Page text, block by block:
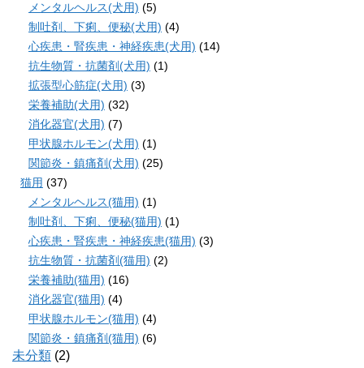
メンタルヘルス(犬用) (5)
制吐剤、下痢、便秘(犬用) (4)
心疾患・腎疾患・神経疾患(犬用) (14)
抗生物質・抗菌剤(犬用) (1)
拡張型心筋症(犬用) (3)
栄養補助(犬用) (32)
消化器官(犬用) (7)
甲状腺ホルモン(犬用) (1)
関節炎・鎮痛剤(犬用) (25)
猫用 (37)
メンタルヘルス(猫用) (1)
制吐剤、下痢、便秘(猫用) (1)
心疾患・腎疾患・神経疾患(猫用) (3)
抗生物質・抗菌剤(猫用) (2)
栄養補助(猫用) (16)
消化器官(猫用) (4)
甲状腺ホルモン(猫用) (4)
関節炎・鎮痛剤(猫用) (6)
未分類 (2)